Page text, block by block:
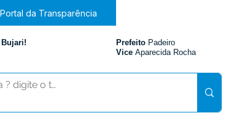
Portal da Transparência
Prefeito Padeiro
Vice Aparecida Rocha